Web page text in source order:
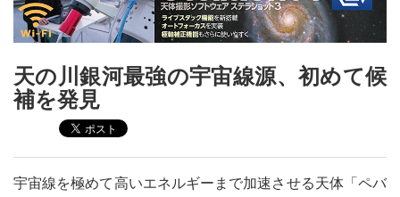
天の川銀河最強の宇宙線源、初めて候
補を発見
宇宙線を極めて高いエネルギーまで加速させる天体「ペバ